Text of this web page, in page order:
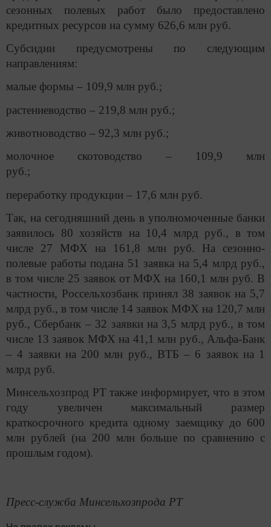
сезонных полевых работ было предоставлено
кредитных ресурсов на сумму 626,6 млн руб.
Субсидии предусмотрены по следующим
направлениям:
малые формы – 109,9 млн руб.;
растениеводство – 219,8 млн руб.;
животноводство – 92,3 млн руб.;
молочное скотоводство – 109,9 млн
руб.;
переработку продукции – 17,6 млн руб.
Так, на сегодняшний день в уполномоченные банки
заявилось 80 хозяйств на 10,4 млрд руб., в том
числе 27 МФХ на 161,8 млн руб. На сезонно-
полевые работы подана 51 заявка на 5,4 млрд руб.,
в том числе 25 заявок от МФХ на 160,1 млн руб. В
частности, Россельхозбанк принял 38 заявок на 5,7
млрд руб., в том числе 14 заявок МФХ на 120,7 млн
руб., Сбербанк – 32 заявки на 3,5 млрд руб., в том
числе 13 заявок МФХ на 41,1 млн руб., Альфа-Банк
– 4 заявки на 200 млн руб., ВТБ – 6 заявок на 1
млрд руб.
Минсельхозпрод РТ также информирует, что в этом
году увеличен максимальный размер
краткосрочного кредита одному заемщику до 600
млн рублей (на 200 млн больше по сравнению с
прошлым годом).
Пресс-служба Минсельхозпрода РТ